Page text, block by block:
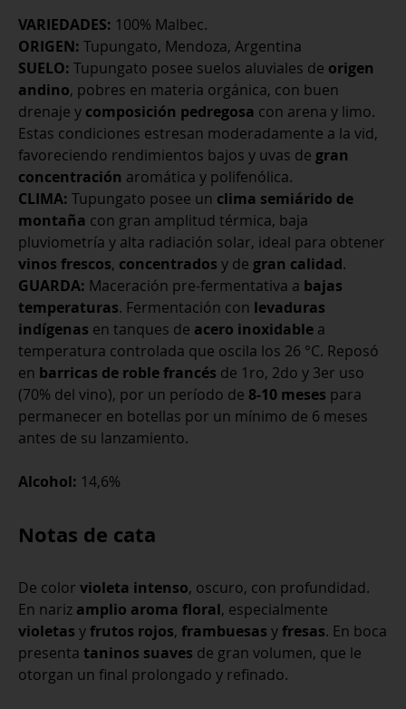
VARIEDADES: 100% Malbec.
ORIGEN: Tupungato, Mendoza, Argentina
SUELO: Tupungato posee suelos aluviales de origen
andino, pobres en materia orgánica, con buen
drenaje y composición pedregosa con arena y limo.
Estas condiciones estresan moderadamente a la vid,
favoreciendo rendimientos bajos y uvas de gran
concentración aromática y polifenólica.
CLIMA: Tupungato posee un clima semiárido de
montaña con gran amplitud térmica, baja
pluviometría y alta radiación solar, ideal para obtener
vinos frescos, concentrados y de gran calidad.
GUARDA: Maceración pre-fermentativa a bajas
temperaturas. Fermentación con levaduras
indígenas en tanques de acero inoxidable a
temperatura controlada que oscila los 26 °C. Reposó
en barricas de roble francés de 1ro, 2do y 3er uso
(70% del vino), por un período de 8-10 meses para
permanecer en botellas por un mínimo de 6 meses
antes de su lanzamiento.
Alcohol: 14,6%
Notas de cata
De color violeta intenso, oscuro, con profundidad.
En nariz amplio aroma floral, especialmente
violetas yfrutos rojos, frambuesas yfresas. En boca
presenta taninos suaves de gran volumen, que le
otorgan un final prolongado y refinado.